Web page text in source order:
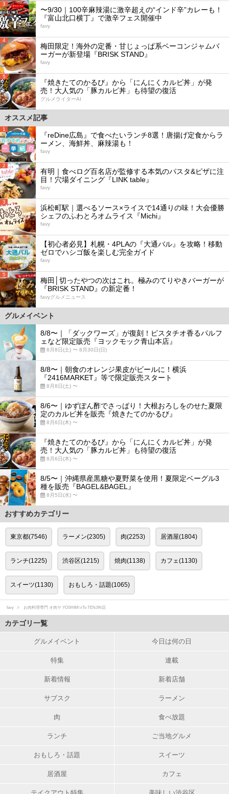
3
〜9/30｜100辛麻辣湯に激辛超えの“インド辛”カレーも！
『富山北口横丁』で激辛フェス開催中
favy
4
梅田限定！海外の定番・甘じょっぱ系ベーコンジャムバ
ーガーが新登場『BRISK STAND』
favy
5
『焼きたてのかるび』から「にんにくカルビ丼」が発
売！大人気の「豚カルビ丼」も待望の復活
グルメライターAI
オススメ記事
1
『reDine広島』で食べたいランチ8選！唐揚げ定食からラ
ーメン、海鮮丼、麻辣湯も！
favy
2
有明｜食べログ百名店が監修する本気のパスタ&ピザに注
目！穴場ダイニング『LINK table』
favy
3
浜松町駅｜選べるソース×ライスで14通りの味！大会優勝
シェフのふわとろオムライス『Michi』
favy
4
【初心者必見】札幌・4PLAの『大通バル』を攻略！移動
ゼロでハシゴ飯を楽しむ完全ガイド
favy
5
梅田│切ったやつの次はこれ。極みのてりやきバーガーが
『BRISK STAND』の新定番！
favyグルメニュース
グルメイベント
8/8〜｜「ダックワーズ」が復刻！ピスタチオ香るパルフ
ェなど限定販売『ヨックモック青山本店』
8月8日(土) 〜 8月30日(日)
8/8〜｜朝食のオレンジ果皮がビールに！横浜
『2416MARKET』等で限定販売スタート
8月8日(土) 〜
8/6〜｜ゆずぽん酢でさっぱり！大根おろしをのせた夏限
定のカルビ丼を販売『焼きたてのかるび』
8月6日(木) 〜
『焼きたてのかるび』から「にんにくカルビ丼」が発
売！大人気の「豚カルビ丼」も待望の復活
8月6日(木) 〜
8/5〜｜沖縄県産黒糖や夏野菜を使用！夏限定ベーグル3
種を販売『BAGEL&BAGEL』
8月5日(水) 〜
おすすめカテゴリー
東京都(7546) ラーメン(2305) 肉(2253) 居酒屋(1804)
ランチ(1225) 渋谷区(1215) 焼肉(1138) カフェ(1130)
スイーツ(1130) おもしろ・話題(1065)
favy お肉料理専門 オ肉ヤ YOSHIMI iiTo TENJIN店
カテゴリ一覧
グルメイベント 今日は何の日
特集 連載
新着情報 新着店舗
サブスク ラーメン
肉 食べ放題
ランチ ご当地グルメ
おもしろ・話題 スイーツ
居酒屋 カフェ